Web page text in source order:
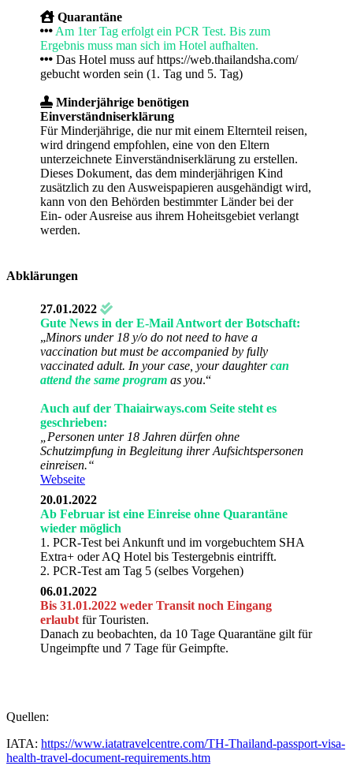
Quarantäne
Am 1ter Tag erfolgt ein PCR Test. Bis zum
Ergebnis muss man sich im Hotel aufhalten.
Das Hotel muss auf https://web.thailandsha.com/
gebucht worden sein (1. Tag und 5. Tag)
Minderjährige benötigen
Einverständniserklärung
Für Minderjährige, die nur mit einem Elternteil reisen,
wird dringend empfohlen, eine von den Eltern
unterzeichnete Einverständniserklärung zu erstellen.
Dieses Dokument, das dem minderjährigen Kind
zusätzlich zu den Ausweispapieren ausgehändigt wird,
kann von den Behörden bestimmter Länder bei der
Ein- oder Ausreise aus ihrem Hoheitsgebiet verlangt
werden.
Abklärungen
27.01.2022
Gute News in der E-Mail Antwort der Botschaft:
„Minors under 18 y/o do not need to have a
vaccination but must be accompanied by fully
vaccinated adult. In your case, your daughtercan
attend the same program as you.“
Auch auf der Thaiairways.com Seite steht es
geschrieben:
„Personen unter 18 Jahren dürfen ohne
Schutzimpfung in Begleitung ihrer Aufsichtspersonen
einreisen.“
Webseite
20.01.2022
Ab Februar ist eine Einreise ohne Quarantäne
wieder möglich
1. PCR-Test bei Ankunft und im vorgebuchtem SHA
Extra+ oder AQ Hotel bis Testergebnis eintrifft.
2. PCR-Test am Tag 5 (selbes Vorgehen)
06.01.2022
Bis 31.01.2022 weder Transit noch Eingang
erlaubt für Touristen.
Danach zu beobachten, da 10 Tage Quarantäne gilt für
Ungeimpfte und 7 Tage für Geimpfte.
Quellen:
IATA: https://www.iatatravelcentre.com/TH-Thailand-passport-visa-
health-travel-document-requirements.htm